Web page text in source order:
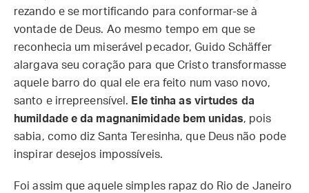
rezando e se mortificando para conformar-se à
vontade de Deus. Ao mesmo tempo em que se
reconhecia um miserável pecador, Guido Schäffer
alargava seu coração para que Cristo transformasse
aquele barro do qual ele era feito num vaso novo,
santo e irrepreensível. Ele tinha as virtudes da
humildade e da magnanimidade bem unidas, pois
sabia, como diz Santa Teresinha, que Deus não pode
inspirar desejos impossíveis.
Foi assim que aquele simples rapaz do Rio de Janeiro